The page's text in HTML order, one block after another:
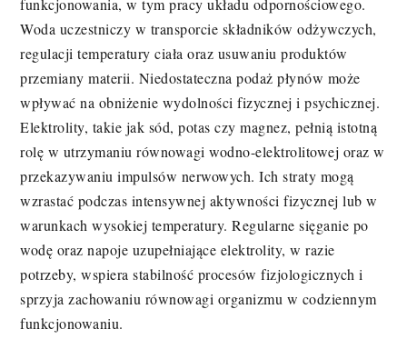
funkcjonowania, w tym pracy układu odpornościowego.
Woda uczestniczy w transporcie składników odżywczych,
regulacji temperatury ciała oraz usuwaniu produktów
przemiany materii. Niedostateczna podaż płynów może
wpływać na obniżenie wydolności fizycznej i psychicznej.
Elektrolity, takie jak sód, potas czy magnez, pełnią istotną
rolę w utrzymaniu równowagi wodno-elektrolitowej oraz w
przekazywaniu impulsów nerwowych. Ich straty mogą
wzrastać podczas intensywnej aktywności fizycznej lub w
warunkach wysokiej temperatury. Regularne sięganie po
wodę oraz napoje uzupełniające elektrolity, w razie
potrzeby, wspiera stabilność procesów fizjologicznych i
sprzyja zachowaniu równowagi organizmu w codziennym
funkcjonowaniu.